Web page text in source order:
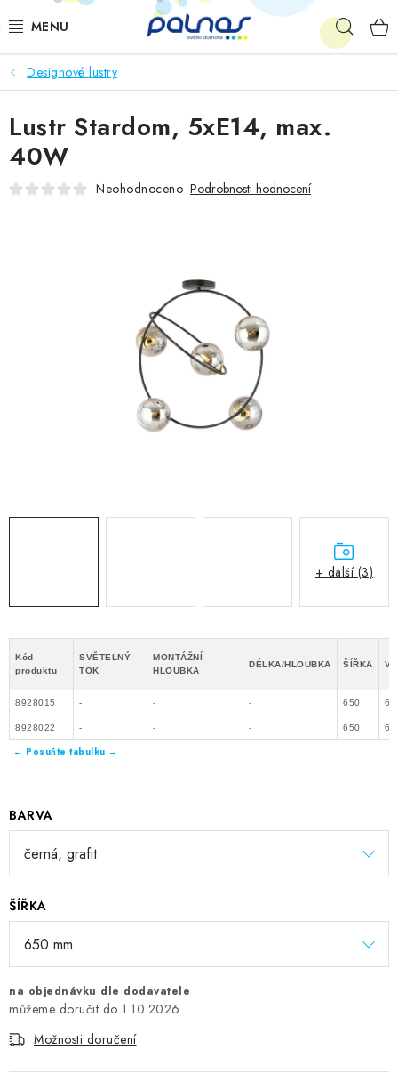
na
OSVĚTLENÍ INTERIÉRU
LED
VENKOVNÍ OSVĚTLENÍ
Designové lustry
BARVA
ŠÍŘKA
na objednávku dle dodavatele
1.10.2026
Možnosti doručení
Lustr Stardom, 5xE14, max.
40W
Neohodnoceno Podrobnosti hodnocení
+ další (3)
Kód
produktu
SVĚTELNÝ
TOK
MONTÁŽNÍ
HLOUBKA
DÉLKA/HLOUBKA ŠÍŘKA
8928015 - - - 650
8928022 - - - 650